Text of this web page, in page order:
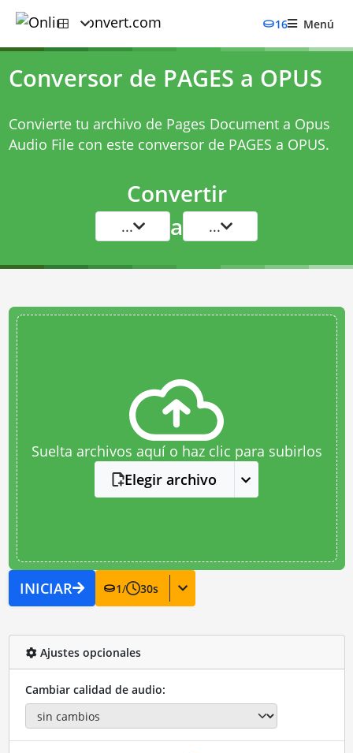
16 Menú
Conversor de PAGES a OPUS
Convierte tu archivo de Pages Document a Opus
Audio File con este conversor de PAGES a OPUS.
Convertir
... a ...
Suelta archivos aquí o haz clic para subirlos
Elegir archivo
INICIAR 1/ 30s
Ajustes opcionales
Cambiar calidad de audio: